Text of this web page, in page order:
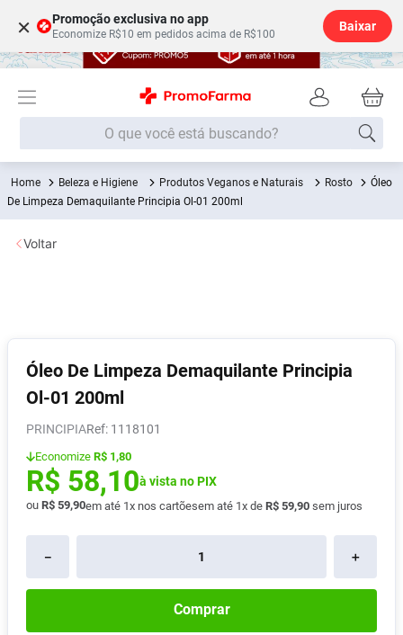
× Promoção exclusiva no app
Economize R$10 em pedidos acima de R$100
Baixar
O que você está buscando?
Beleza e Higiene Produtos Veganos e Naturais Rosto
Óleo
De Limpeza Demaquilante Principia Ol-01 200ml
Óleo De Limpeza Demaquilante Principia
Ol-01 200ml
PRINCIPIA : 1118101
Economize R$ 1,80
R$ 58,10à vista no PIX
ou R$ 59,90em até 1x nos cartõesem até 1x de R$ 59,90 sem juros
＋
－
Comprar
Voltar
Termos mais buscados
1º Fralda
2
5º Fralda G
6º Shampoo
7º Desodorante
8º Absorvente
9º Lavitan
10 º Vitamina D